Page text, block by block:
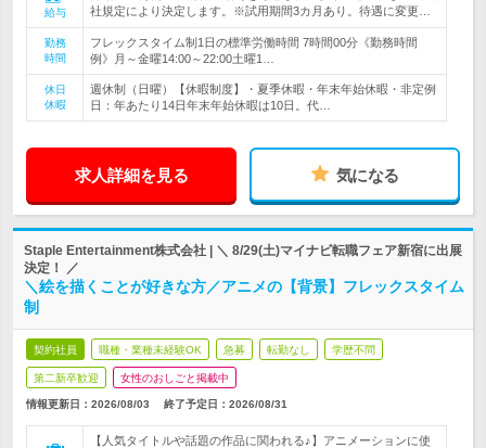
給与
社規定により決定します。※試用期間3カ月あり。待遇に変更…
勤務
時間
フレックスタイム制1日の標準労働時間 7時間00分《勤務時間
例》月～金曜14:00～22:00土曜1…
休日
休暇
週休制（日曜）【休暇制度】・夏季休暇・年末年始休暇・非定例
日：年あたり14日年末年始休暇は10日。代…
求人詳細を見る 気になる
Staple Entertainment株式会社 | ＼ 8/29(土)マイナビ転職フェア新宿に出展
決定！ ／
＼絵を描くことが好きな方／アニメの【背景】フレックスタイム
制
契約社員 職種・業種未経験OK 急募 転勤なし 学歴不問
第二新卒歓迎 女性のおしごと掲載中
情報更新日：2026/08/03 終了予定日： 2026/08/31
【人気タイトルや話題の作品に関われる♪】アニメーションに使